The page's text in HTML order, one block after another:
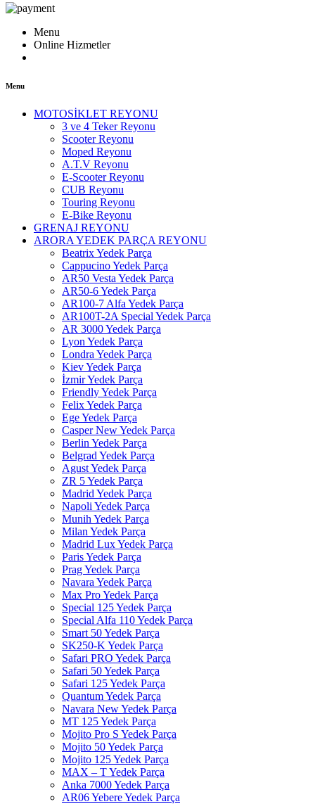
Menu
Online Hizmetler
Menu
MOTOSİKLET REYONU
3 ve 4 Teker Reyonu
Scooter Reyonu
Moped Reyonu
A.T.V Reyonu
E-Scooter Reyonu
CUB Reyonu
Touring Reyonu
E-Bike Reyonu
GRENAJ REYONU
ARORA YEDEK PARÇA REYONU
Beatrix Yedek Parça
Cappucino Yedek Parça
AR50 Vesta Yedek Parça
AR50-6 Yedek Parça
AR100-7 Alfa Yedek Parça
AR100T-2A Special Yedek Parça
AR 3000 Yedek Parça
Lyon Yedek Parça
Londra Yedek Parça
Kiev Yedek Parça
İzmir Yedek Parça
Friendly Yedek Parça
Felix Yedek Parça
Ege Yedek Parça
Casper New Yedek Parça
Berlin Yedek Parça
Belgrad Yedek Parça
Agust Yedek Parça
ZR 5 Yedek Parça
Madrid Yedek Parça
Napoli Yedek Parça
Munih Yedek Parça
Milan Yedek Parça
Madrid Lux Yedek Parça
Paris Yedek Parça
Prag Yedek Parça
Navara Yedek Parça
Max Pro Yedek Parça
Special 125 Yedek Parça
Special Alfa 110 Yedek Parça
Smart 50 Yedek Parça
SK250-K Yedek Parça
Safari PRO Yedek Parça
Safari 50 Yedek Parça
Safari 125 Yedek Parça
Quantum Yedek Parça
Navara New Yedek Parça
MT 125 Yedek Parça
Mojito Pro S Yedek Parça
Mojito 50 Yedek Parça
Mojito 125 Yedek Parça
MAX – T Yedek Parça
Anka 7000 Yedek Parça
AR06 Yebere Yedek Parça